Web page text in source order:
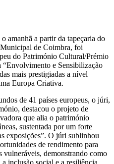
amanhã a partir da tapeçaria do
de Coimbra, foi
do Património Cultural/Prémio
e Sensibilização
mais prestigiadas a nível
Europa Criativa.
de 41 países europeus, o júri,
destacou o projeto de
que alia o património
sustentada por um forte
exposições”. O júri sublinhou
de rendimento para
vulneráveis, demonstrando como
inclusão social e a resiliência